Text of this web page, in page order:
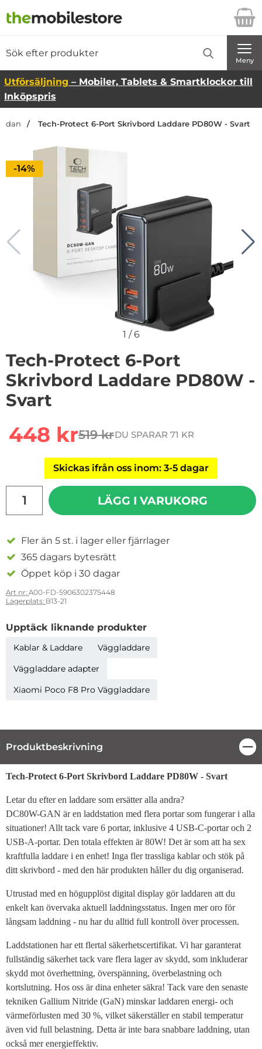
Startsidan för Danira Telecom AB
Meny
Utförsäljning – Mobiler, Tablets & Smartklockor till
Inköpspris
Tech-Protect 6-Port Skrivbord Laddare PD80W - Svart
Priset är nedsatt med
-14%
1 /6
Tech-Protect 6-Port
Skrivbord Laddare PD80W -
Svart
rea pris
448 krtidigare pris
519 krDU SPARAR 71 KR
Skickas ifrån oss inom: 3-5 dagar
LÄGG I VARUKORG
Fler än 5 st. i lager eller fjärrlager
365 dagars bytesrätt
Öppet köp i 30 dagar
Art nr: A00-FD-5906302375448
Lagerplats: B13-21
Upptäck liknande produkter
Kablar & Laddare
Väggladdare
Väggladdare adapter
Xiaomi Poco F8 Pro Väggladdare
Produktbeskrivning
Produktbeskrivning
Tech-Protect 6-Port Skrivbord Laddare PD80W - Svart
Letar du efter en laddare som ersätter alla andra?
DC80W-GAN är en laddstation med flera portar som fungerar i alla
situationer! Allt tack vare 6 portar, inklusive 4 USB-C-portar och 2
USB-A-portar. Den totala effekten är 80W! Det är som att ha sex
kraftfulla laddare i en enhet! Inga fler trassliga kablar och stök på
ditt skrivbord - med den här produkten håller du dig organiserad.
Utrustad med en högupplöst digital display gör laddaren att du
enkelt kan övervaka aktuell laddningsstatus. Ingen mer oro för
långsam laddning - nu har du alltid full kontroll över processen.
Laddstationen har ett flertal säkerhetscertifikat. Vi har garanterat
fullständig säkerhet tack vare flera lager av skydd, som inkluderar
skydd mot överhettning, överspänning, överbelastning och
kortslutning. Hos oss är dina enheter säkra! Tack vare den senaste
tekniken Gallium Nitride (GaN) minskar laddaren energi- och
värmeförlusten med 30 %, vilket säkerställer en stabil temperatur
även vid full belastning. Detta är inte bara snabbare laddning, utan
också mer energieffektiv.